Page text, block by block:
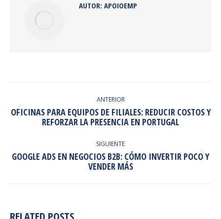
AUTOR: APOIOEMP
ENTRE
PUBLICACIONES
ANTERIOR
Publicación
anterior:
OFICINAS PARA EQUIPOS DE FILIALES: REDUCIR COSTOS Y
REFORZAR LA PRESENCIA EN PORTUGAL
SIGUIENTE
Publicación
siguiente:
GOOGLE ADS EN NEGOCIOS B2B: CÓMO INVERTIR POCO Y
VENDER MÁS
RELATED POSTS